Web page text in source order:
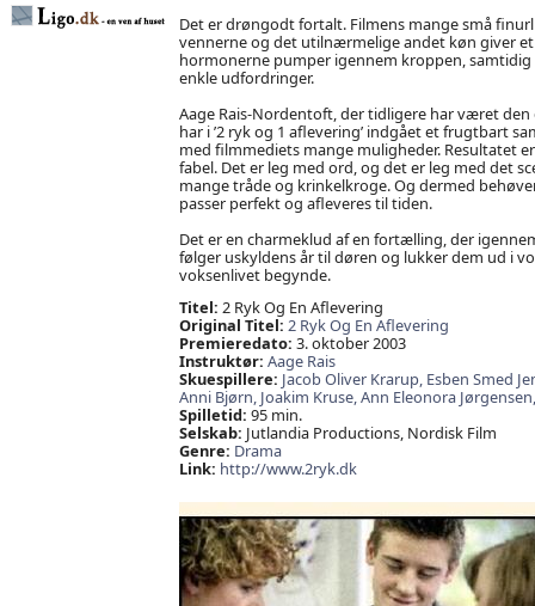
Det er drøngodt fortalt. Filmens mange små
vennerne og det utilnærmelige andet køn giver
hormonerne pumper igennem kroppen,
enkle udfordringer.
Aage Rais-Nordentoft, der tidligere har været den
har i ’2 ryk og 1 aflevering’ indgået et frugtbart
med filmmediets mange muligheder. Resultatet
fabel. Det er leg med ord, og det er leg med det
mange tråde og krinkelkroge. Og dermed
passer perfekt og afleveres til tiden.
Det er en charmeklud af en fortælling, der
følger uskyldens år til døren og lukker dem ud i
voksenlivet begynde.
Titel: 2 Ryk Og En Aflevering
Original Titel: 2 Ryk Og En Aflevering
Premieredato: 3. oktober 2003
Instruktør: Aage Rais
Skuespillere: Jacob Oliver Krarup, Esben Smed
Anni Bjørn, Joakim Kruse,Ann Eleonora
Spilletid: 95 min.
Selskab: Jutlandia Productions, Nordisk Film
Genre: Drama
Link: http://www.2ryk.dk